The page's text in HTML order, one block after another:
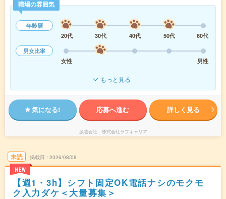
職場の雰囲気
年齢層
20代
30代 40代 50代
60代
男女比率
女性
男性
もっと見る
気になる! 応募へ進む 詳しく見る
派遣会社 株式会社ラブキャリア
未読
NEW
掲載日 2026/08/08
【週1・3h】シフト固定OK電話ナシのモクモ
ク入力ダケ＜大量募集＞